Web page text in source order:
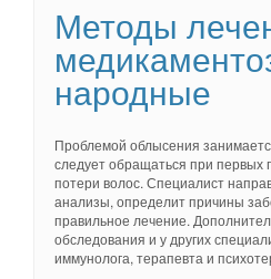
Методы
народные
Проблемой облысения
следует обращаться при первых
потери волос. Специалист
анализы, определит причины
правильное лечение.
обследования и у других
иммунолога, терапевта и